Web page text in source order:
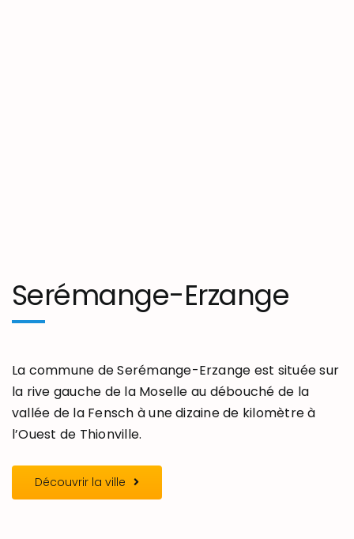
Serémange-Erzange
La commune de Serémange-Erzange est située sur
la rive gauche de la Moselle au débouché de la
vallée de la Fensch à une dizaine de kilomètre à
l’Ouest de Thionville.
Découvrir la ville